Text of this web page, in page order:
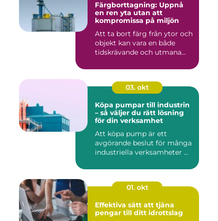
Färgborttagning: Uppnå
en ren yta utan att
kompromissa på miljön
Att ta bort färg från ytor och
objekt kan vara en både
tidskrävande och utmana...
03. okt
Köpa pumpar till industrin
– så väljer du rätt lösning
för din verksamhet
Att köpa pump är ett
avgörande beslut för många
industriella verksamheter ...
01. okt
Effektiva sätt att tjäna
pengar till ditt idrottslag